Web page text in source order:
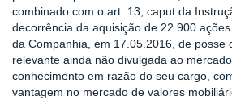
combinado com o art. 13, caput da
decorrência da aquisição de 22.900
da Companhia, em 17.05.2016, de posse
relevante ainda não divulgada ao
conhecimento em razão do seu cargo,
vantagem no mercado de valores